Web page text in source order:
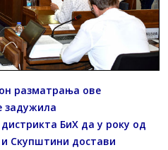
разматрања ове
задужила
БиХ да у року од
Скупштини достави